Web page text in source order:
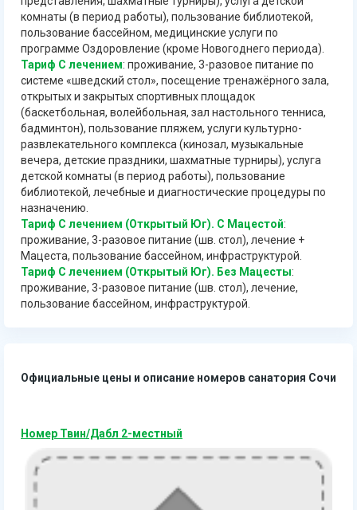
комнаты (в период работы), пользование библиотекой,
пользование бассейном, медицинские услуги по
программе Оздоровление (кроме Новогоднего периода).
Тариф С лечением: проживание, 3-разовое питание по
системе «шведский стол», посещение тренажёрного зала,
открытых и закрытых спортивных площадок
(баскетбольная, волейбольная, зал настольного тенниса,
бадминтон), пользование пляжем, услуги культурно-
развлекательного комплекса (кинозал, музыкальные
вечера, детские праздники, шахматные турниры), услуга
детской комнаты (в период работы), пользование
библиотекой, лечебные и диагностические процедуры по
назначению.
Тариф С лечением (Открытый Юг). С Мацестой:
проживание, 3-разовое питание (шв. стол), лечение +
Мацеста, пользование бассейном, инфраструктурой.
Тариф С лечением (Открытый Юг). Без Мацесты:
проживание, 3-разовое питание (шв. стол), лечение,
пользование бассейном, инфраструктурой.
Официальные цены и описание номеров санатория Сочи
Номер Твин/Дабл 2-местный